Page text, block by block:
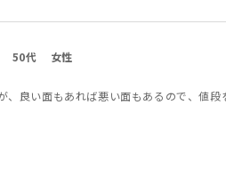
50代 女性
良い面もあれば悪い面もあるので、値段